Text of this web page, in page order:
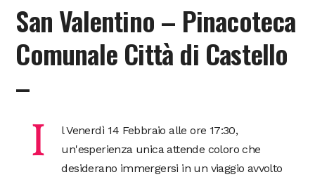
San Valentino – Pinacoteca
Comunale Città di Castello
–
I
l Venerdì 14 Febbraio alle ore 17:30,
un'esperienza unica attende coloro che
desiderano immergersi in un viaggio avvolto